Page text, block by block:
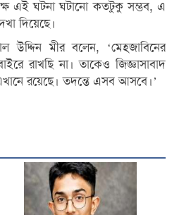
এই ঘটনা ঘটানো কতটুকু সম্ভব, এ
দিয়েছে।
উদ্দিন মীর বলেন, ‘মেহজাবিনের
রাখছি না। তাকেও জিজ্ঞাসাবাদ
রয়েছে। তদন্তে এসব আসবে।’